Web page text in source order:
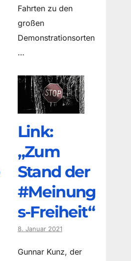
Fahrten zu den
großen
Demonstrationsorten
…
Link:
„Zum
Stand der
#Meinung
s-Freiheit“
8. Januar 2021
Gunnar Kunz, der